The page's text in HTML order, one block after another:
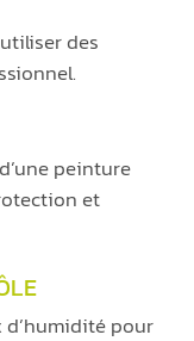
des
peinture
et
d’humidité pour